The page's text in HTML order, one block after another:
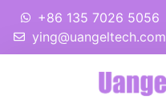
+86 135 7026 5056
ying@uangeltech.com